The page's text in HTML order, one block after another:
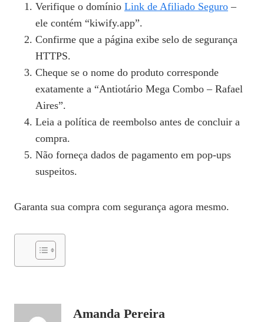
Verifique o domínio Link de Afiliado Seguro –
ele contém “kiwify.app”.
Confirme que a página exibe selo de segurança
HTTPS.
Cheque se o nome do produto corresponde
exatamente a “Antiotário Mega Combo – Rafael
Aires”.
Leia a política de reembolso antes de concluir a
compra.
Não forneça dados de pagamento em pop‑ups
suspeitos.
Garanta sua compra com segurança agora mesmo.
Amanda Pereira